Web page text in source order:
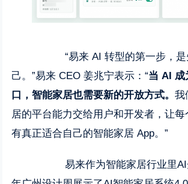
“易来 AI 转型的第一步，是
己。”易来 CEO 姜兆宁表示：“当 AI 成
口，智能家居也需要新的开放方式。我
居的平台能力交给用户和开发者，让
有真正适合自己的智能家居 App。”
易来作为智能家居行业里AI